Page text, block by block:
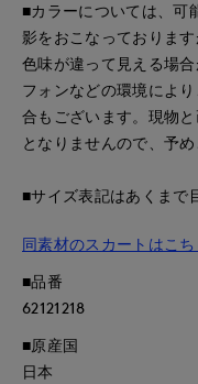
■カラーについては、可
影をおこなっておりま
色味が違って見える場
フォンなどの環境によ
合もございます。現物
となりませんので、予め
■サイズ表記はあくまで
同素材のスカートはこち
■品番
62121218
■原産国
日本